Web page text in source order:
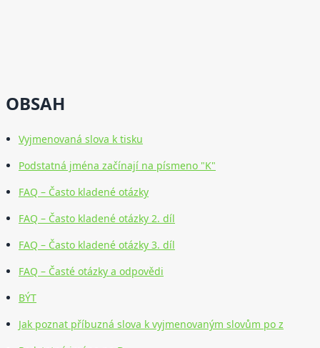
OBSAH
Vyjmenovaná slova k tisku
Podstatná jména začínají na písmeno "K"
FAQ – Často kladené otázky
FAQ – Často kladené otázky 2. díl
FAQ – Často kladené otázky 3. díl
FAQ – Časté otázky a odpovědi
BÝT
Jak poznat příbuzná slova k vyjmenovaným slovům po z